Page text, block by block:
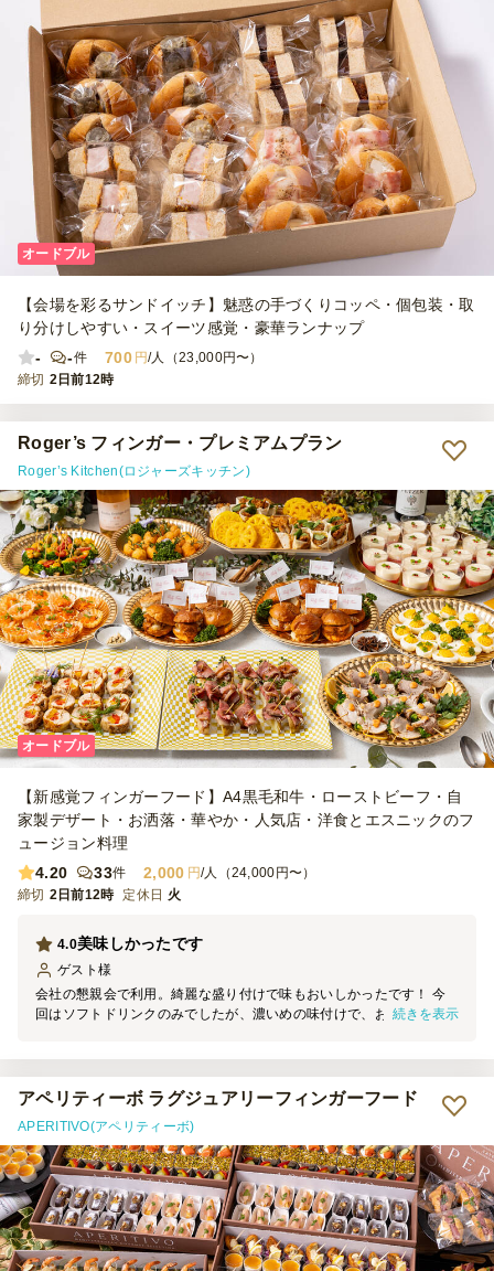
オードブル
【会場を彩るサンドイッチ】魅惑の手づくりコッペ・個包装・取
り分けしやすい・スイーツ感覚・豪華ランナップ
-
-件 700 円/人（23,000円〜）
締切 2日前12時
Roger’s フィンガー・プレミアムプラン
Roger’s Kitchen(ロジャーズキッチン)
オードブル
【新感覚フィンガーフード】A4黒毛和牛・ローストビーフ・自
家製デザート・お洒落・華やか・人気店・洋食とエスニックのフ
ュージョン料理
4.20
33件 2,000 円/人（24,000円〜）
締切 2日前12時 定休日 火
美味しかったです
4.0
ゲスト 様
会社の懇親会で利用。綺麗な盛り付けで味もおいしかったです！ 今
回はソフトドリンクのみでしたが、濃いめの味付けで、お酒にも合い
続きを表示
アペリティーボ ラグジュアリーフィンガーフード
APERITIVO(アペリティーボ)